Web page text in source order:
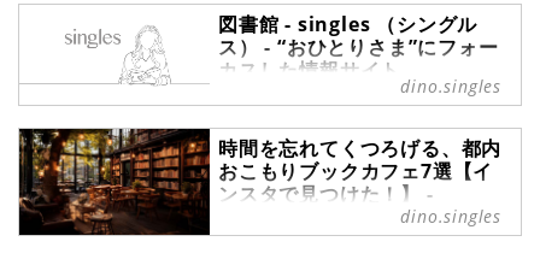
見栄えや他の家具との調和も考慮し
なければなりません。この記事で
は、本棚選びのポイントとともに、
おすすめの本棚スタイルを5つご紹
介します。
図書館 - singles （シングル
ス） - “おひとりさま”にフォー
カスした情報サイト
図書館 の記事一覧 - 『singles』
は、“おひとりさま“に焦点を当てた
情報サイトです。パートナーの有無
に関わらず、自分らしい生活を謳歌
する彼・彼女たちのライフスタイル
dino.singles
時間を忘れてくつろげる、都内
おこもりブックカフェ7選【イ
ンスタで見つけた！】 -
singles （シングルス） - “おひ
とりさま”にフォーカスした情報
dino.singles